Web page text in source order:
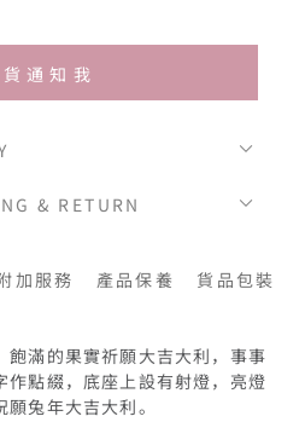
通知我
& RETURN
加服務 產品保養 貨品包裝
飽滿的果實祈願大吉大利，事事
作點綴，底座上設有射燈，亮燈
兔年大吉大利。